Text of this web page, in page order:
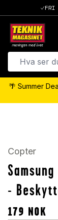
FRI
🌴 Summer
Copter
-
179 NOK